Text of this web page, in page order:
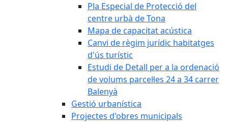
Pla Especial de Protecció del
centre urbà de Tona
Mapa de capacitat acústica
Canvi de règim jurídic habitatges
d'ús turístic
Estudi de Detall per a la ordenació
de volums parcel·les 24 a 34 carrer
Balenyà
Gestió urbanística
Projectes d'obres municipals